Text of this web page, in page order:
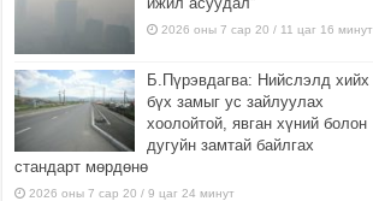
2026 оны 7 сар 20 / 11 цаг 16 минут
Б.Пүрэвдагва: Нийслэлд хийх
бүх замыг ус зайлуулах
хоолойтой, явган хүний болон
дугуйн замтай байлгах
стандарт мөрдөнө
2026 оны 7 сар 20 / 9 цаг 24 минут